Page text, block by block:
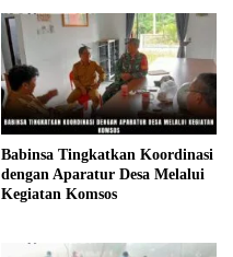
Babinsa Tingkatkan Koordinasi
dengan Aparatur Desa Melalui
Kegiatan Komsos